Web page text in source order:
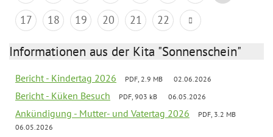
17
18 19 20 21 22
Informationen aus der Kita "Sonnenschein"
Bericht - Kindertag 2026 PDF, 2.9 MB 02.06.2026
Bericht - Küken Besuch PDF, 903 kB 06.05.2026
Ankündigung - Mutter- und Vatertag 2026
PDF, 3.2 MB
06.05.2026